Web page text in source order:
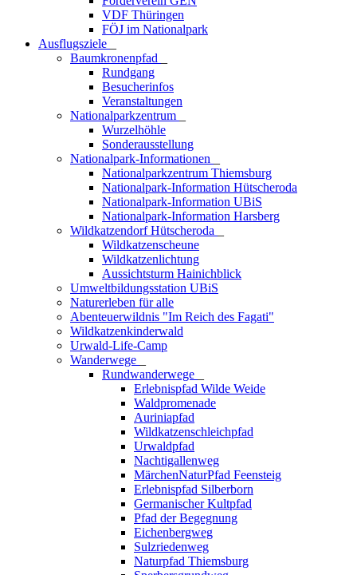
VDF Thüringen
FÖJ im Nationalpark
Ausflugs­ziele
Baumkronenpfad
Rundgang
Besucherinfos
Veranstaltungen
Nationalparkzentrum
Wurzelhöhle
Sonderausstellung
Nationalpark-Informationen
Nationalparkzentrum Thiemsburg
Nationalpark-Information Hütscheroda
Nationalpark-Information UBiS
Nationalpark-Information Harsberg
Wildkatzendorf Hütscheroda
Wildkatzenscheune
Wildkatzenlichtung
Aussichtsturm Hainichblick
Umweltbildungsstation UBiS
Naturerleben für alle
Abenteuerwildnis "Im Reich des Fagati"
Wildkatzenkinderwald
Urwald-Life-Camp
Wanderwege
Rundwanderwege
Erlebnispfad Wilde Weide
Waldpromenade
Auriniapfad
Wildkatzenschleichpfad
Urwaldpfad
Nachtigallenweg
MärchenNaturPfad Feensteig
Erlebnispfad Silberborn
Germanischer Kultpfad
Pfad der Begegnung
Eichenbergweg
Sulzriedenweg
Naturpfad Thiemsburg